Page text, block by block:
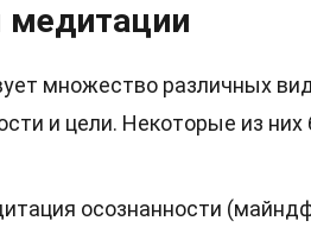
множество различных
и цели. Некоторые из
осознанности